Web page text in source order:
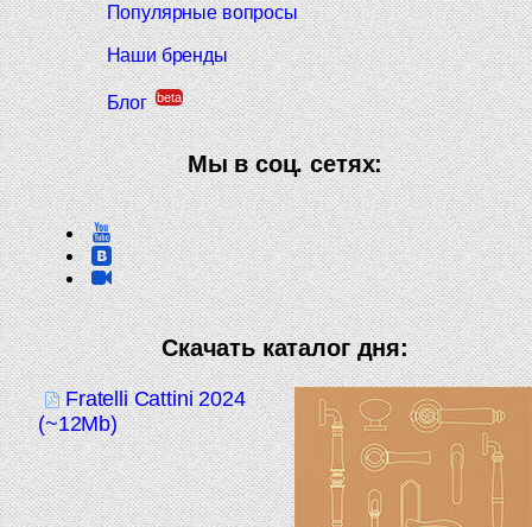
Популярные вопросы
Наши бренды
Блог beta
Мы в соц. сетях:
Скачать каталог дня:
Fratelli Cattini 2024
(~12Mb)